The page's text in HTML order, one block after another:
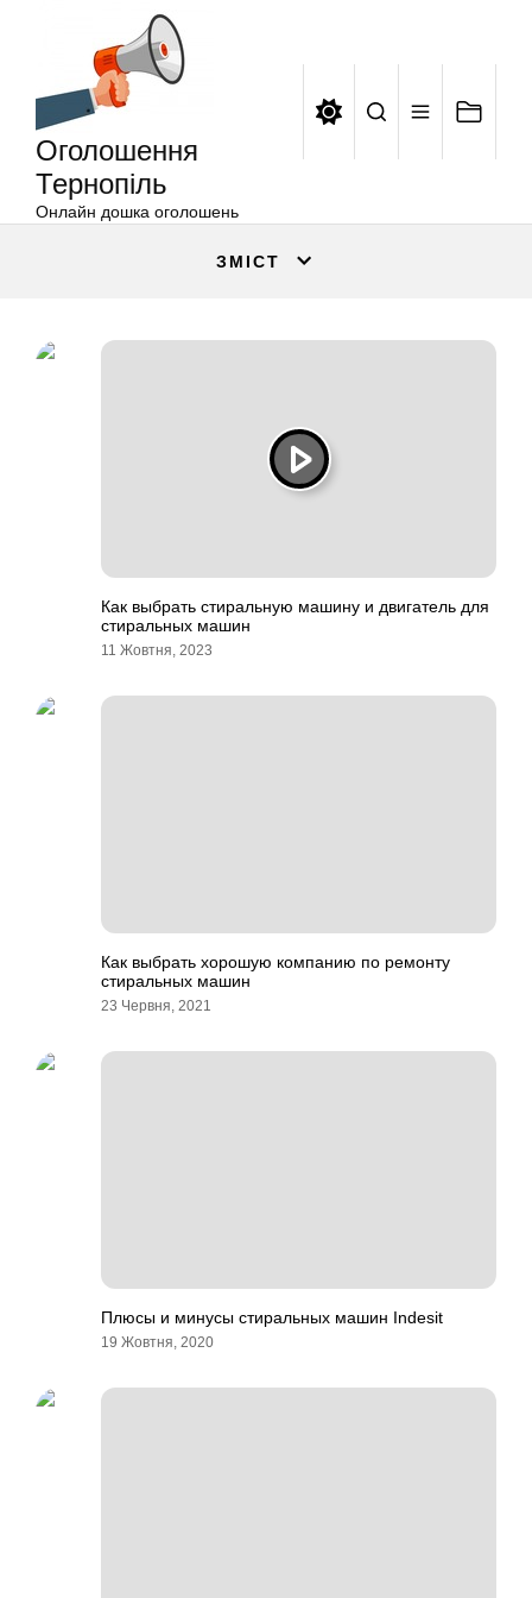
Оголошення
Тернопіль
Онлайн дошка оголошень
ЗМІСТ
Как выбрать стиральную машину и двигатель для
стиральных машин
11 Жовтня, 2023
Как выбрать хорошую компанию по ремонту
стиральных машин
23 Червня, 2021
Плюсы и минусы стиральных машин Indesit
19 Жовтня, 2020